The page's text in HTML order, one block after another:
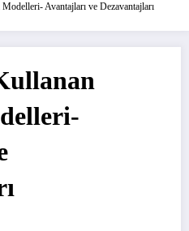
Avantajları ve Dezavantajları